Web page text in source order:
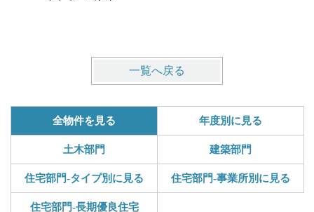
一覧へ戻る
全物件を見る 年度別に見る
土木部門 建築部門
住宅部門-タイプ別に見る 住宅部門-事業所別に見る
住宅部門-長期優良住宅